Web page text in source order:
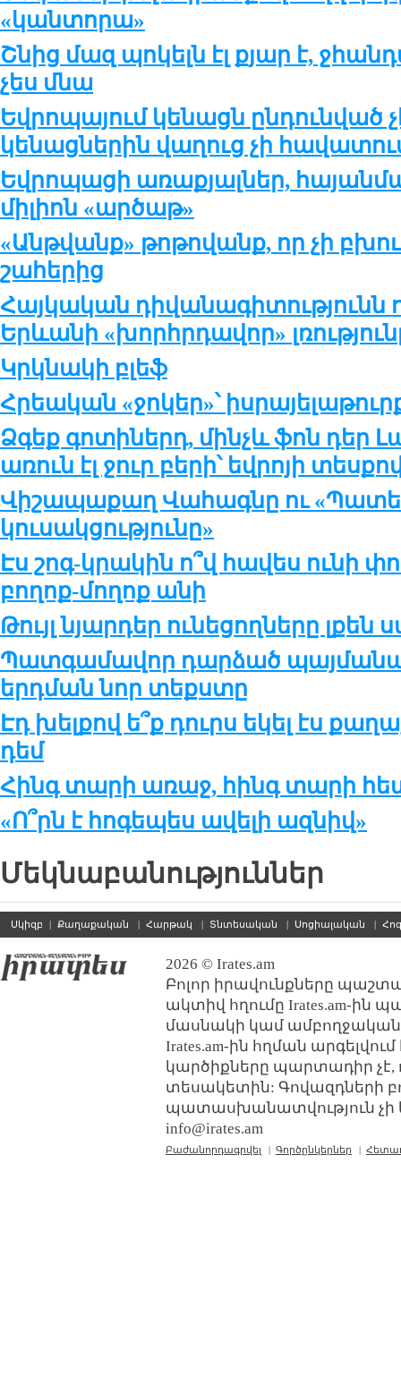
«կանտորա»
Շնից մազ պոկելն էլ քյար է,
չես մնա
Եվրոպայում կենացն ընդունված
կենացներին վաղուց չի
Եվրոպացի առաքյալներ,
միլիոն «արծաթ»
«Անթվանք» թոթովանք, որ չի
շահերից
Հայկական
Երևանի «խորհրդավոր»
Կրկնակի բլեֆ
Հրեական «ջոկեր»՝
Ձգեք գոտիներդ, մինչև ֆոն դեր
առուն էլ ջուր բերի՝ եվրոյի
Վիշապաքաղ Վահագնը ու
կուսակցությունը»
Էս շոգ-կրակին ո՞վ հավես ունի
բողոք-մողոք անի
Թույլ նյարդեր ունեցողները լքեն
Պատգամավոր դարձած
երդման նոր տեքստը
Էդ խելքով ե՞ք դուրս եկել էս
դեմ
Հինգ տարի առաջ, հինգ տարի
«Ո՞րն է հոգեպես ավելի ազնիվ»
Մեկնաբանություններ
Սկիզբ | Քաղաքական | Հարթակ | Տնտեսական | Սոցիալական |
2026 © Irates.am
Բոլոր իրավունքները
ակտիվ հղումը Irates.am-ին
մասնակի կամ ամբողջական
Irates.am-ին հղման
կարծիքները պարտադիր չէ,
տեսակետին: Գովազդների
պատասխանատվություն չի
info@irates.am
Բաժանորդագրվել | Գործընկերներ |